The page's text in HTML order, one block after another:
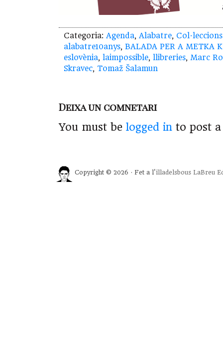
Categoria: Agenda, Alabatre, Col·leccions
alabatre10anys, BALADA PER A METKA
eslovènia, laimpossible, llibreries, Marc
Skravec, Tomaž Šalamun
Deixa un comnetari
You must be logged in to post
Copyright © 2026 · Fet a l'illadelsbous LaBreu